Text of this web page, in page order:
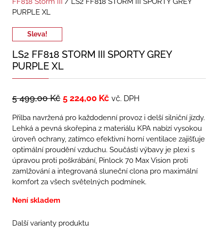
PURPLE XL
Sleva!
LS2 FF818 STORM III SPORTY GREY
PURPLE XL
5 499,00Kč 5 224,00 Kč vč. DPH
Přilba navržená pro každodenní provoz i delší silniční jízdy.
Lehká a pevná skořepina z materiálu KPA nabízí vysokou
úroveň ochrany, zatímco efektivní horní ventilace zajišťuje
optimální proudění vzduchu. Součástí výbavy je plexi s
úpravou proti poškrábání, Pinlock 70 Max Vision proti
zamlžování a integrovaná sluneční clona pro maximální
komfort za všech světelných podmínek.
Není skladem
Další varianty produktu